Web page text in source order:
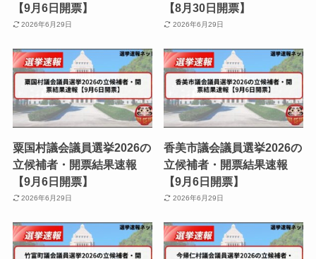
【9月6日開票】
2026年6月29日
【8月30日開票】
2026年6月29日
粟国村議会議員選挙2026の
立候補者・開票結果速報
【9月6日開票】
2026年6月29日
香美市議会議員選挙2026の
立候補者・開票結果速報
【9月6日開票】
2026年6月29日